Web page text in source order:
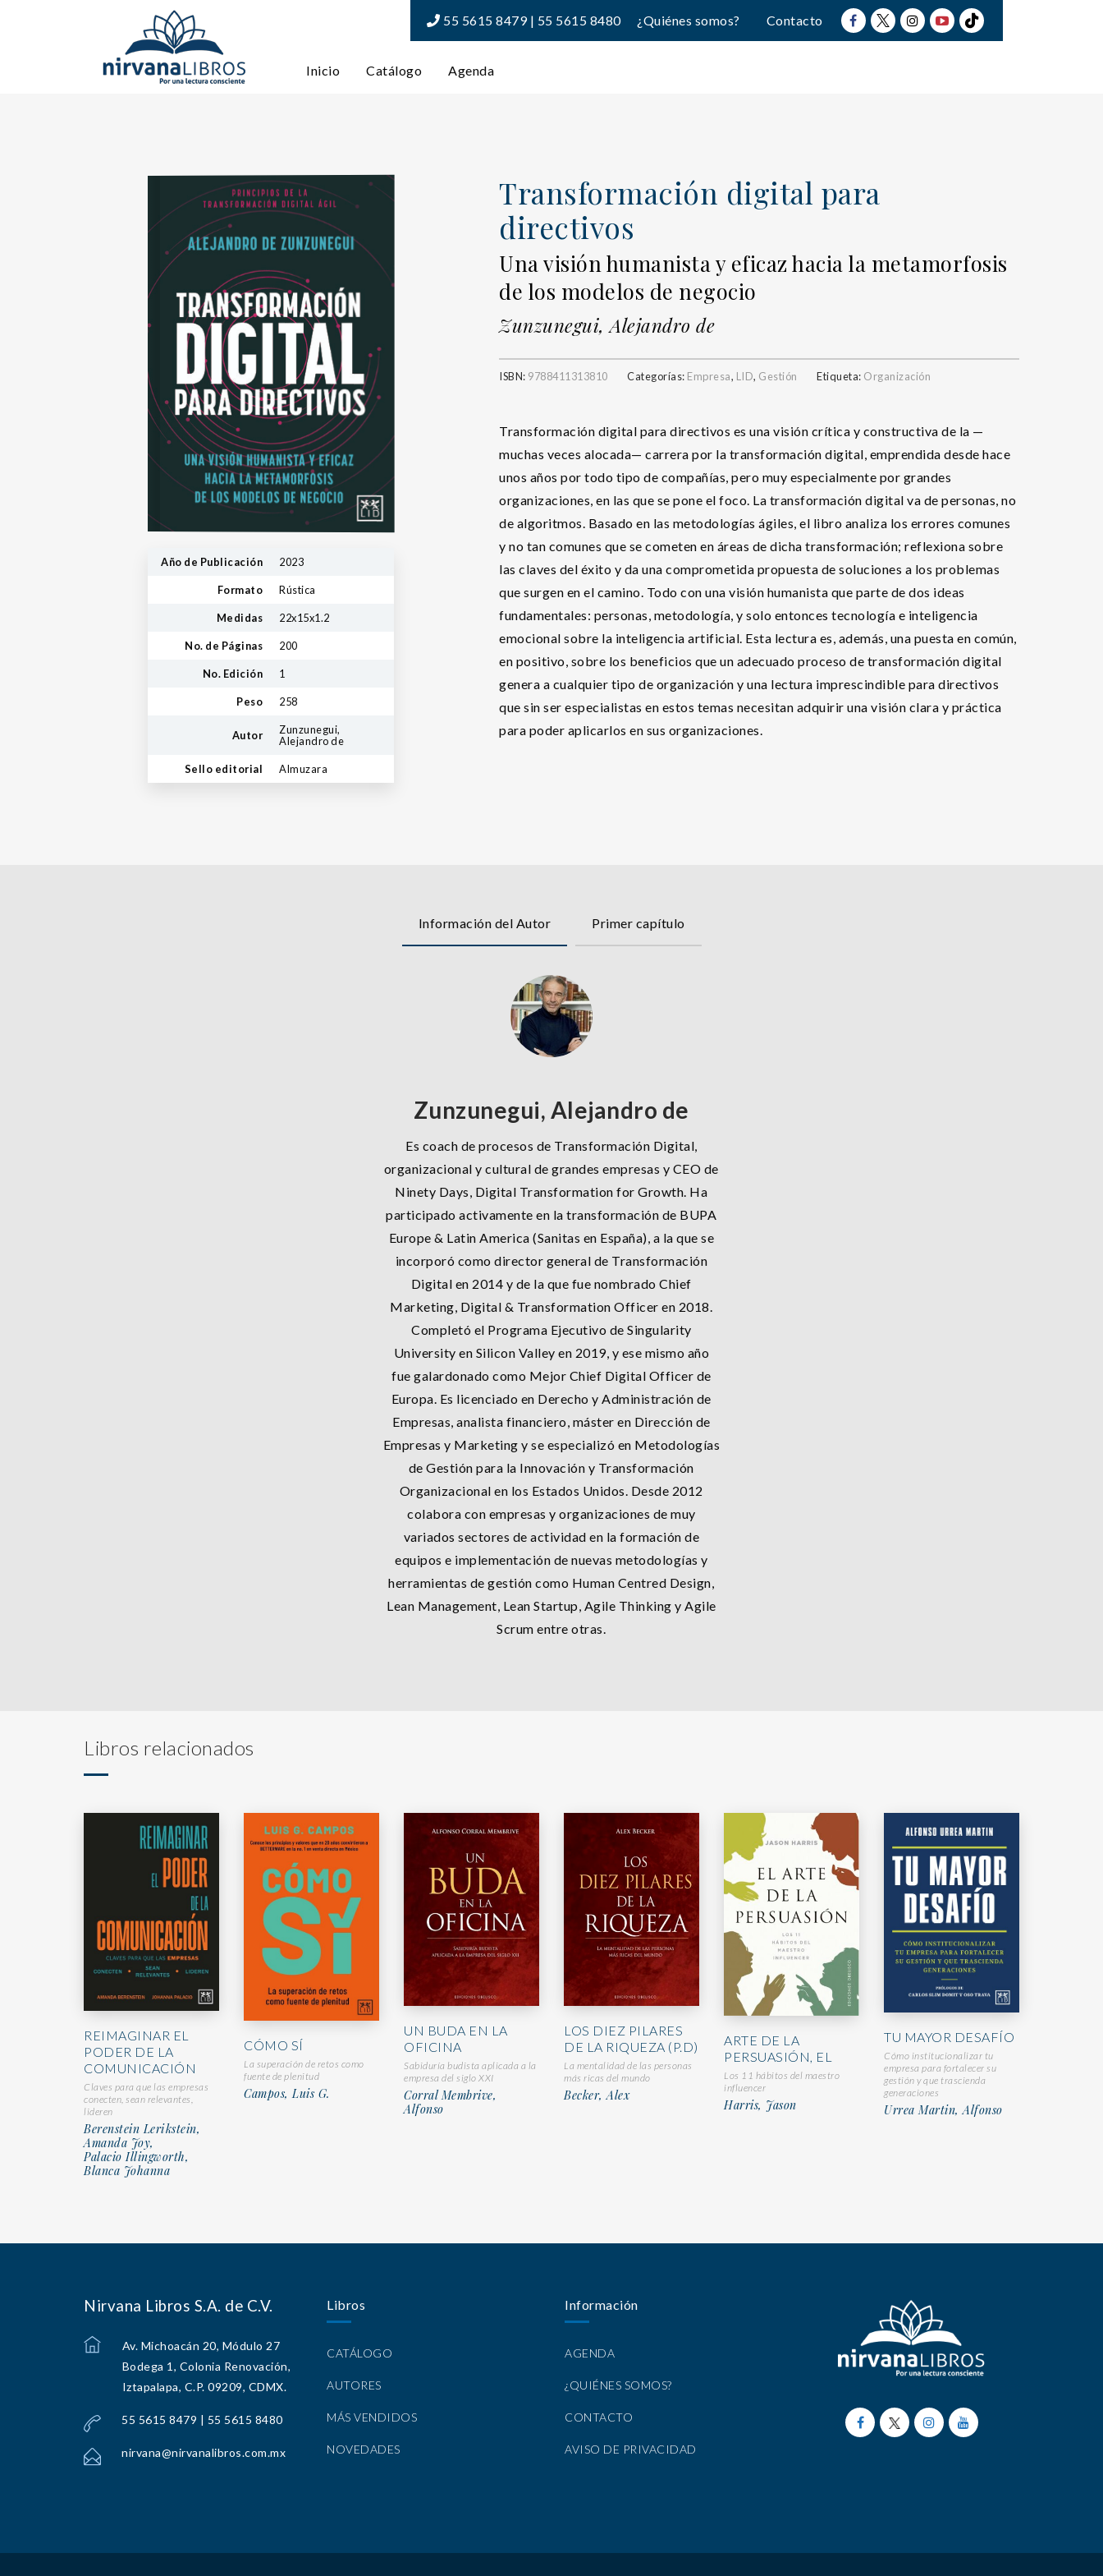
55 5615 8479 | 55 5615 8480 ¿Quiénes somos? Contacto
Inicio Catálogo Agenda
Año de Publicación 2023
Formato Rústica
Medidas 22x15x1.2
No. de Páginas 200
No. Edición 1
Peso 258
Autor
Zunzunegui,
Alejandro de
Sello editorial Almuzara
Transformación digital para
directivos
Una visión humanista y eficaz hacia la metamorfosis
de los modelos de negocio
Zunzunegui, Alejandro de
ISBN: 9788411313810 Categorías: Empresa, LID, Gestión Etiqueta: Organización
Transformación digital para directivos es una visión crítica y constructiva de la —
muchas veces alocada— carrera por la transformación digital, emprendida desde hace
unos años por todo tipo de compañías, pero muy especialmente por grandes
organizaciones, en las que se pone el foco. La transformación digital va de personas, no
de algoritmos. Basado en las metodologías ágiles, el libro analiza los errores comunes
y no tan comunes que se cometen en áreas de dicha transformación; reflexiona sobre
las claves del éxito y da una comprometida propuesta de soluciones a los problemas
que surgen en el camino. Todo con una visión humanista que parte de dos ideas
fundamentales: personas, metodología, y solo entonces tecnología e inteligencia
emocional sobre la inteligencia artificial. Esta lectura es, además, una puesta en común,
en positivo, sobre los beneficios que un adecuado proceso de transformación digital
genera a cualquier tipo de organización y una lectura imprescindible para directivos
que sin ser especialistas en estos temas necesitan adquirir una visión clara y práctica
para poder aplicarlos en sus organizaciones.
Información del Autor Primer capítulo
Zunzunegui, Alejandro de
Es coach de procesos de Transformación Digital,
organizacional y cultural de grandes empresas y CEO de
Ninety Days, Digital Transformation for Growth. Ha
participado activamente en la transformación de BUPA
Europe & Latin America (Sanitas en España), a la que se
incorporó como director general de Transformación
Digital en 2014 y de la que fue nombrado Chief
Marketing, Digital & Transformation Officer en 2018.
Completó el Programa Ejecutivo de Singularity
University en Silicon Valley en 2019, y ese mismo año
fue galardonado como Mejor Chief Digital Officer de
Europa. Es licenciado en Derecho y Administración de
Empresas, analista financiero, máster en Dirección de
Empresas y Marketing y se especializó en Metodologías
de Gestión para la Innovación y Transformación
Organizacional en los Estados Unidos. Desde 2012
colabora con empresas y organizaciones de muy
variados sectores de actividad en la formación de
equipos e implementación de nuevas metodologías y
herramientas de gestión como Human Centred Design,
Lean Management, Lean Startup, Agile Thinking y Agile
Scrum entre otras.
Libros relacionados
REIMAGINAR EL
PODER DE LA
COMUNICACIÓN
Claves para que las empresas
conecten, sean relevantes,
lideren
Berenstein Lerikstein,
Amanda Joy,
Palacio Illingworth,
Blanca Johanna
CÓMO SÍ
La superación de retos como
fuente de plenitud
Campos, Luis G.
UN BUDA EN LA
OFICINA
Sabiduría budista aplicada a la
empresa del siglo XXI
Corral Membrive,
Alfonso
LOS DIEZ PILARES
DE LA RIQUEZA (P.D)
La mentalidad de las personas
más ricas del mundo
Becker, Alex
ARTE DE LA
PERSUASIÓN, EL
Los 11 hábitos del maestro
influencer
Harris, Jason
TU MAYOR DESAFÍO
Cómo institucionalizar tu
empresa para fortalecer su
gestión y que trascienda
generaciones
Urrea Martin, Alfonso
Nirvana Libros S.A. de C.V.
Av. Michoacán 20, Módulo 27
Bodega 1, Colonia Renovación,
Iztapalapa, C.P. 09209, CDMX.
55 5615 8479 | 55 5615 8480
nirvana@nirvanalibros.com.mx
Libros
CATÁLOGO
AUTORES
MÁS VENDIDOS
NOVEDADES
Información
AGENDA
¿QUIÉNES SOMOS?
CONTACTO
AVISO DE PRIVACIDAD